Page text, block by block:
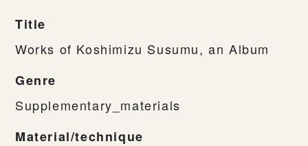
Title
Works of Koshimizu Susumu, an Album
Genre
Supplementary_materials
Material/technique